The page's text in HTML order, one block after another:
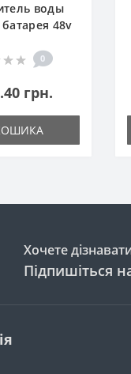
воды
48v
0
грн.
Хочете
Підпишіться